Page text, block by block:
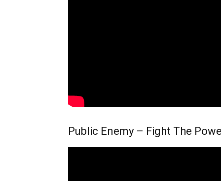
Public Enemy – Fight The